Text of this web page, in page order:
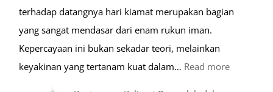
terhadap datangnya hari kiamat merupakan bagian
yang sangat mendasar dari enam rukun iman.
Kepercayaan ini bukan sekadar teori, melainkan
keyakinan yang tertanam kuat dalam… Read more: